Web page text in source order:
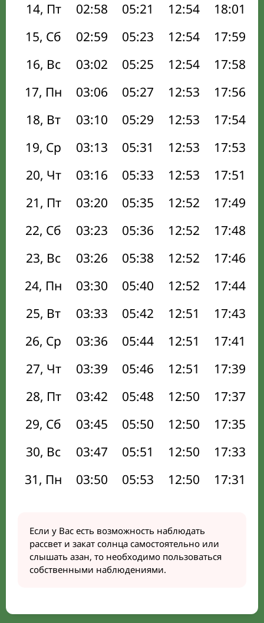
14, Пт
02:58 05:21 12:54 18:01
15, Сб
02:59 05:23 12:54 17:59
16, Вс
03:02 05:25 12:54 17:58
17, Пн
03:06 05:27 12:53 17:56
18, Вт
03:10 05:29 12:53 17:54
19, Ср
03:13 05:31 12:53 17:53
20, Чт
03:16 05:33 12:53 17:51
21, Пт
03:20 05:35 12:52 17:49
22, Сб
03:23 05:36 12:52 17:48
23, Вс
03:26 05:38 12:52 17:46
24, Пн
03:30 05:40 12:52 17:44
25, Вт
03:33 05:42 12:51 17:43
26, Ср
03:36 05:44 12:51 17:41
27, Чт
03:39 05:46 12:51 17:39
28, Пт
03:42 05:48 12:50 17:37
29, Сб
03:45 05:50 12:50 17:35
30, Вс
03:47 05:51 12:50 17:33
31, Пн
03:50 05:53 12:50 17:31
Если у Вас есть возможность наблюдать
рассвет и закат солнца самостоятельно или
слышать азан, то необходимо пользоваться
собственными наблюдениями.